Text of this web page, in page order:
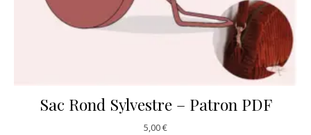
Sac Rond Sylvestre – Patron PDF
5,00€